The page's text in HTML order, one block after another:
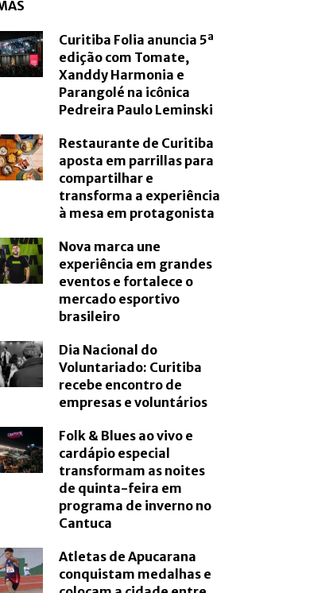
Curitiba Folia anuncia 5ª
edição com Tomate,
Xanddy Harmonia e
Parangolé na icônica
Pedreira Paulo Leminski
Restaurante de Curitiba
aposta em parrillas para
compartilhar e
transforma a experiência
à mesa em protagonista
Nova marca une
experiência em grandes
eventos e fortalece o
mercado esportivo
brasileiro
Dia Nacional do
Voluntariado: Curitiba
recebe encontro de
empresas e voluntários
Folk & Blues ao vivo e
cardápio especial
transformam as noites
de quinta-feira em
programa de inverno no
Cantuca
Atletas de Apucarana
conquistam medalhas e